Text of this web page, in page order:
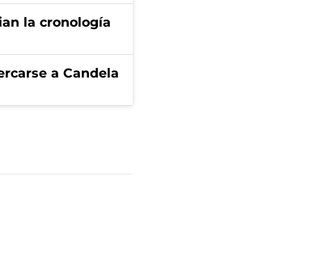
la cronología
a Candela